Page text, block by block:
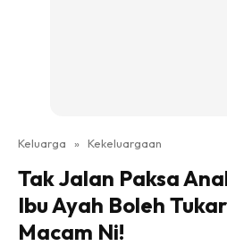
Keluarga » Kekeluargaan
Tak Jalan Paksa
Ibu Ayah Boleh
Macam Ni!